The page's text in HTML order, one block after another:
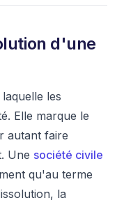
d'une
les
Elle marque le
autant faire
Une société civile
qu'au terme
la